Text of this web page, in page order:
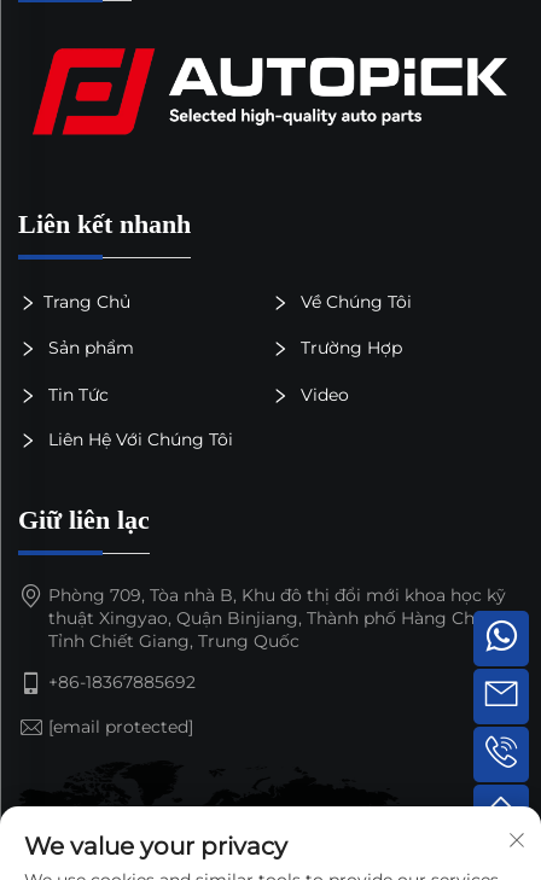
Liên kết nhanh
Trang Chủ Về Chúng Tôi
Sản phẩm Trường Hợp
Tin Tức Video
Liên Hệ Với Chúng Tôi
Giữ liên lạc
Phòng 709, Tòa nhà B, Khu đô thị đổi mới khoa học kỹ
thuật Xingyao, Quận Binjiang, Thành phố Hàng Châu,
Tỉnh Chiết Giang, Trung Quốc
+86-18367885692
[email protected]
We value your privacy